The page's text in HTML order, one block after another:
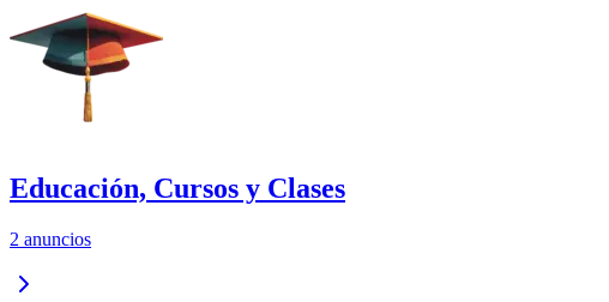
Educación, Cursos y Clases
2 anuncios